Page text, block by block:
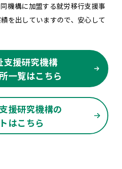
機構に加盟する就労移行支援事
を出していますので、安心して
支援研究機構
一覧はこちら
援研究機構の
はこちら